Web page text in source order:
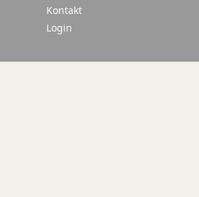
Kontakt
Login